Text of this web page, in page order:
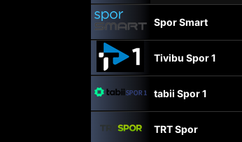
Spor Smart
Tivibu Spor 1
tabii Spor 1
TRT Spor